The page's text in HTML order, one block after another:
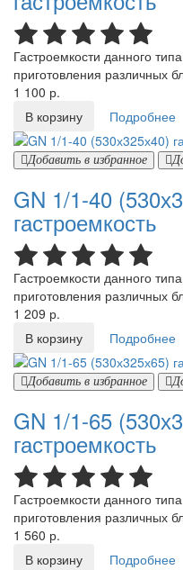
Гастроемкости данного
приготовления различных
1 100 р.
В корзину
Подробнее
Добавить в избранное
GN 1/1-40
гастроемкость
Гастроемкости данного
приготовления различных
1 209 р.
В корзину
Подробнее
Добавить в избранное
GN 1/1-65
гастроемкость
Гастроемкости данного
приготовления различных
1 560 р.
В корзину
Подробнее